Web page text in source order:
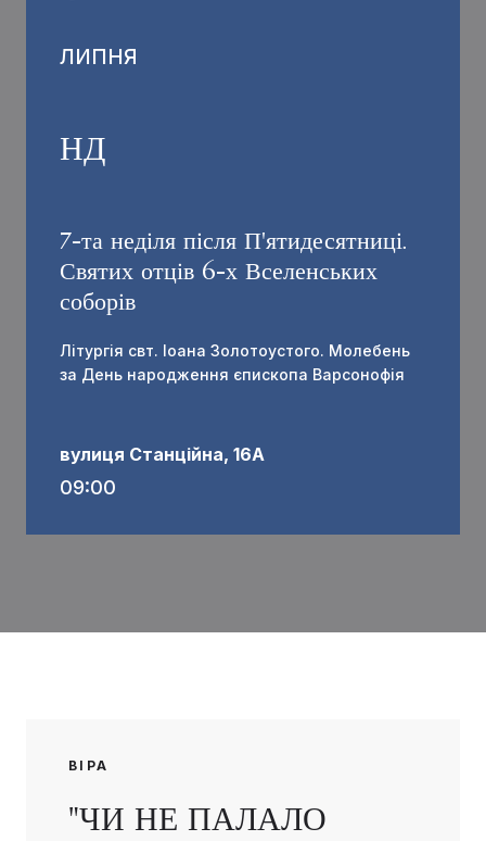
ЛИПНЯ
НД
7-та неділя після П'ятидесятниці.
Святих отців 6-х Вселенських
соборів
Літургія свт. Іоана Золотоустого. Молебень
за День народження єпископа Варсонофія
вулиця Станційна, 16А
09:00
ВІРА
"ЧИ НЕ ПАЛАЛО